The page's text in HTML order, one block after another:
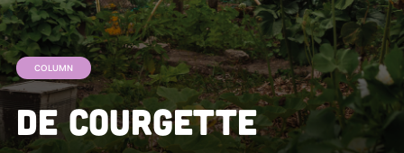
COLUMN
De courgette